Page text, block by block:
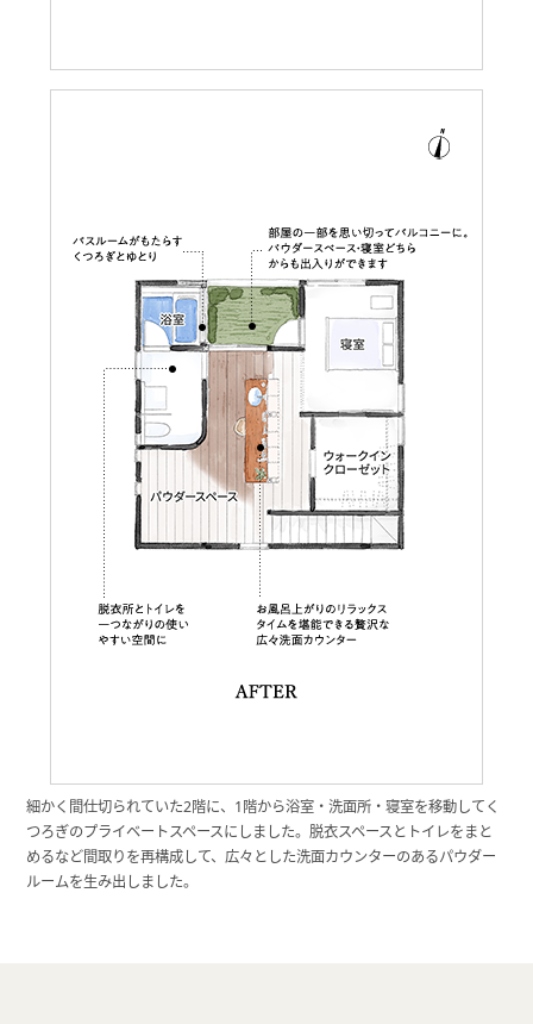
細かく間仕切られていた2階に、1階から浴室・洗面所・寝室を移動してく
つろぎのプライベートスペースにしました。脱衣スペースとトイレをまと
めるなど間取りを再構成して、広々とした洗面カウンターのあるパウダー
ルームを生み出しました。